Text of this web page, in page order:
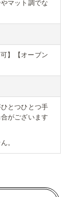
マット調でな
】【オーブン
とつひとつ手
がございます
。